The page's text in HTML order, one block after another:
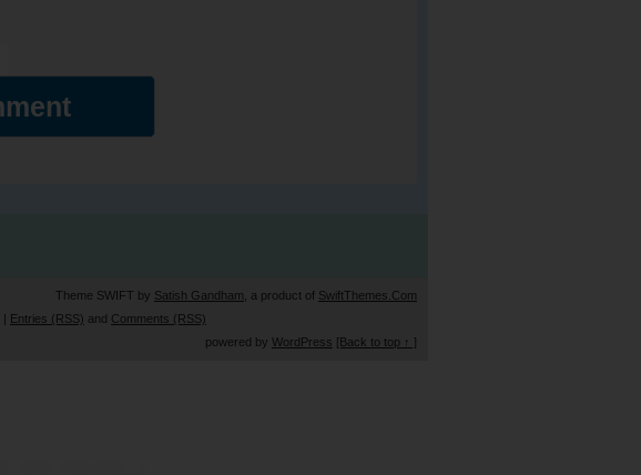
Theme SWIFT by Satish Gandham , a product of SwiftThemes.Com
Entries (RSS) and Comments (RSS)
powered by WordPress [Back to top ↑ ]